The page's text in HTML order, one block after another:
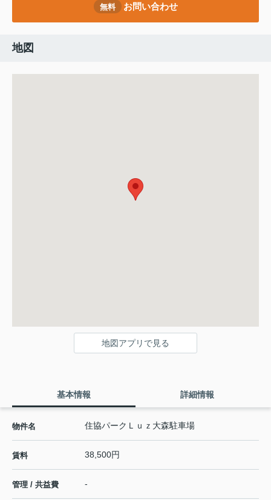
無料 お問い合わせ
地図
地図アプリで見る
基本情報 詳細情報
物件名 住協パークＬｕｚ大森駐車場
賃料 38,500円
管理 / 共益費 -